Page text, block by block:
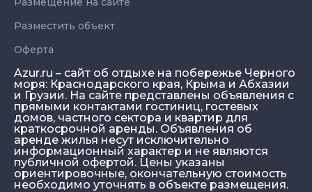
Azur.ru – сайт об отдыхе на побережье Черного
моря: Краснодарского края, Крыма и Абхазии
и Грузии. На сайте представлены объявления с
прямыми контактами гостиниц, гостевых
домов, частного сектора и квартир для
краткосрочной аренды. Объявления об
аренде жилья несут исключительно
информационный характер и не являются
публичной офертой. Цены указаны
ориентировочные, окончательную стоимость
необходимо уточнять в объекте размещения.
Разместить объект
Оферта